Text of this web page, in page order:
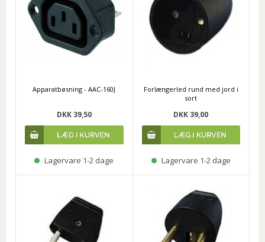
Apparatbøsning - AAC-160J
DKK 39,50
Lagervare 1-2 dage
Forlængerled rund med jord i
sort
DKK 39,00
Lagervare 1-2 dage